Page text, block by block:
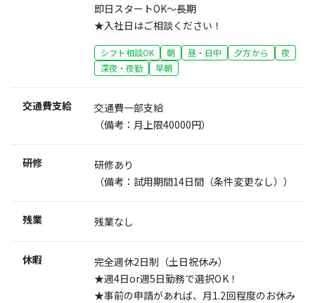
即日スタートOK～長期
★入社日はご相談ください！
シフト相談OK 朝 昼・日中 夕方から
夜
深夜・夜勤
早朝
交通費支給
交通費一部支給
（備考：月上限40000円）
研修
研修あり
（備考：試用期間14日間（条件変更なし））
残業 残業なし
休暇
完全週休2日制（土日祝休み）
★週4日or週5日勤務で選択OK！
★事前の申請があれば、月1.2回程度のお休み